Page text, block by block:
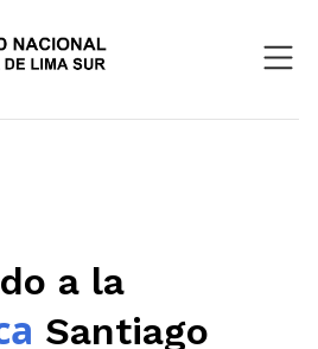
Aula Virtual
a la
Santiago